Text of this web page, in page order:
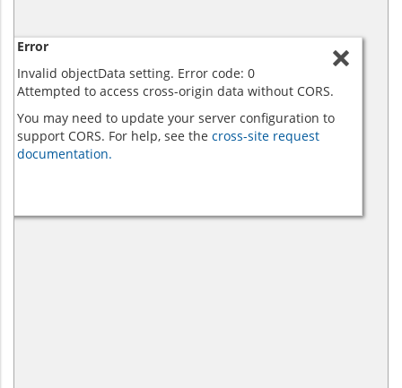
Error
Invalid objectData setting. Error code: 0
Attempted to access cross-origin data without CORS.
You may need to update your server configuration to
support CORS. For help, see the cross-site request
documentation.